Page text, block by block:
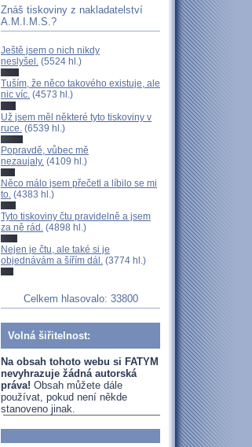
Znáš tiskoviny z nakladatelství
A.M.I.M.S.?
Ještě jsem o nich nikdy
neslyšel. (5524 hl.)
Tuším, že něco takového existuje, ale
nic víc. (4573 hl.)
Už jsem měl některé tyto tiskoviny v
ruce. (6539 hl.)
Popravdě, vůbec mě
nezaujaly. (4109 hl.)
Něco málo jsem přečetl a líbilo se mi
to. (4383 hl.)
Tyto tiskoviny čtu pravidelně a jsem
za ně rád. (4898 hl.)
Nejen je čtu, ale také si je
objednávám a šířím dál. (3774 hl.)
Celkem hlasovalo: 33800
Volná šiřitelnost:
Na obsah tohoto webu si FATYM
nevyhrazuje žádná autorská
práva! Obsah můžete dále
používat, pokud není někde
stanoveno jinak.